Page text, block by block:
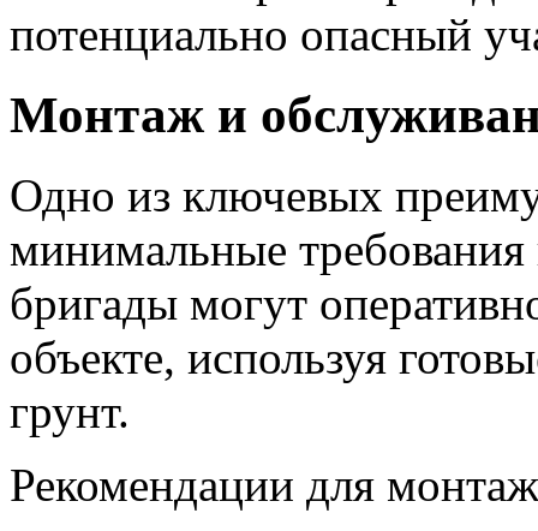
потенциально опасный
Монтаж и
Одно из ключевых
минимальные требования
бригады могут
объекте, используя
грунт.
Рекомендации для